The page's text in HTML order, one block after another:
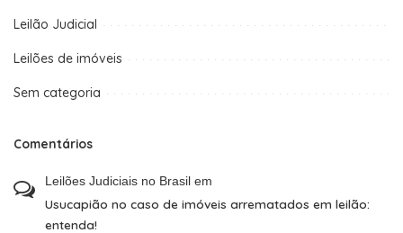
Leilão Judicial
Leilões de imóveis
Sem categoria
Comentários
Leilões Judiciais no Brasil em
Usucapião no caso de imóveis arrematados em leilão:
entenda!